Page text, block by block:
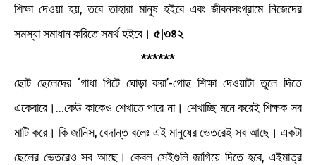
শিক্ষা দেওয়া হয়, তবে তাহারা মানুষ হইবে এবং জীবনসংগ্রামে নিজেদের
সমস্যা সমাধান করিতে সমর্থ হইবে। ৫|৩৪২
******
ছােট ছেলেদের ‘গাধা পিটে ঘােড়া করা’-গােছ শিক্ষা দেওয়াটা তুলে দিতে
একেবারে।...কেউ কাকেও শেখাতে পারে না। শেখাচ্ছি মনে করেই শিক্ষক সব
মাটি করে। কি জানিস, বেদান্ত বলেঃ এই মানুষের ভেতরেই সব আছে। একটা
ছেলের ভেতরেও সব আছে। কেবল সেইগুলি জাগিয়ে দিতে হবে, এইমাত্র